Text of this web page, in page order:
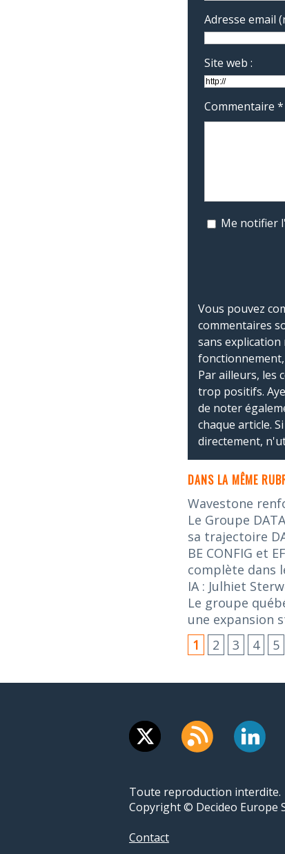
Adresse email
Site web :
Commentaire *
Me notifier
Vous pouvez
commentaires
sans
Par ailleurs, les
trop positifs.
de noter
chaque article.
directement,
DANS LA MÊME
Wavestone
Le Groupe
sa trajectoire
BE CONFIG et
complète dans
IA : Julhiet
Le groupe
une expansion
1
2 3 4 5
Toute reproduction interdite.
Copyright © Decideo Europe
Contact